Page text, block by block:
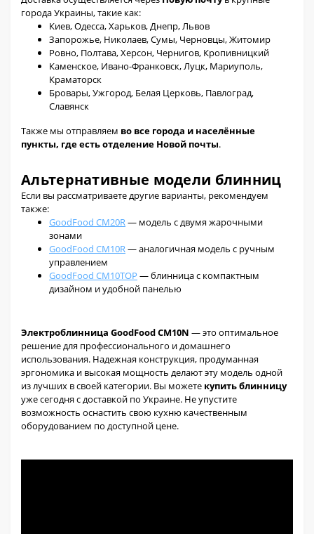
города Украины, такие как:
Киев, Одесса, Харьков, Днепр, Львов
Запорожье, Николаев, Сумы, Черновцы, Житомир
Ровно, Полтава, Херсон, Чернигов, Кропивницкий
Каменское, Ивано-Франковск, Луцк, Мариуполь,
Краматорск
Бровары, Ужгород, Белая Церковь, Павлоград,
Славянск
Также мы отправляем во все города и населённые
пункты, где есть отделение Новой почты.
Альтернативные модели блинниц
Если вы рассматриваете другие варианты, рекомендуем
также:
GoodFood CM20R— модель с двумя жарочными
зонами
GoodFood CM10R— аналогичная модель с ручным
управлением
GoodFood CM10TOP — блинница с компактным
дизайном и удобной панелью
Электроблинница GoodFood CM10N — это оптимальное
решение для профессионального и домашнего
использования. Надежная конструкция, продуманная
эргономика и высокая мощность делают эту модель одной
из лучших в своей категории. Вы можете купить блинницу
уже сегодня с доставкой по Украине. Не упустите
возможность оснастить свою кухню качественным
оборудованием по доступной цене.